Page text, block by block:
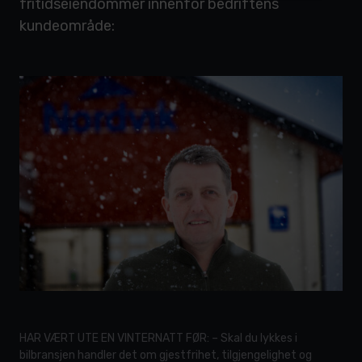
fritidseiendommer innenfor bedriftens
kundeområde:
HAR VÆRT UTE EN VINTERNATT FØR: – Skal du lykkes i
bilbransjen handler det om gjestfrihet, tilgjengelighet og